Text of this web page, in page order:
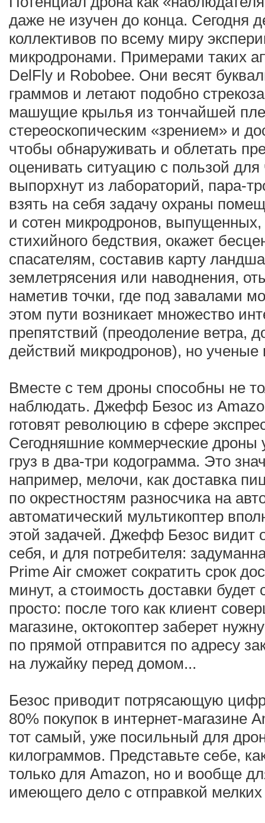
даже не изучен до конца. Сегодня
коллективов по всему миру
микродронами. Примерами таких
DelFly и Robobee. Они весят
граммов и летают подобно
машущие крылья из тончайшей
стереоскопическим «зрением» и
чтобы обнаруживать и облетать
оценивать ситуацию с пользой для
выпорхнут из лабораторий, пара-
взять на себя задачу охраны
и сотен микродронов,
стихийного бедствия, окажет
спасателям, составив карту
землетрясения или наводнения,
наметив точки, где под завалами
этом пути возникает множество
препятствий (преодоление ветра,
действий микродронов), но
Вместе с тем дроны способны не
наблюдать. Джефф Безос из
готовят революцию в сфере
Сегодняшние коммерческие дроны
груз в два-три кодограмма. Это
например, мелочи, как доставка
по окрестностям разносчика на
автоматический мультикоптер
этой задачей. Джефф Безос видит
себя, и для потребителя:
Prime Air сможет сократить срок
минут, а стоимость доставки
просто: после того как клиент
магазине, октокоптер заберет
по прямой отправится по адресу
на лужайку перед домом...
Безос приводит потрясающую
80% покупок в интернет-магазине
тот самый, уже посильный для
килограммов. Представьте себе,
только для Amazon, но и вообще
имеющего дело с отправкой мелких